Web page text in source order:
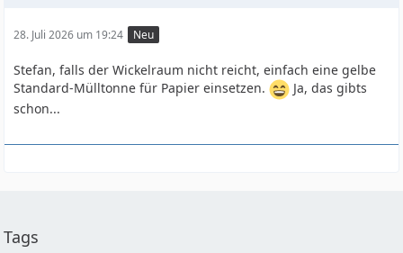
28. Juli 2026 um 19:24 Neu
Stefan, falls der Wickelraum nicht reicht, einfach eine gelbe
Standard-Mülltonne für Papier einsetzen.
Ja, das gibts
schon...
Tags